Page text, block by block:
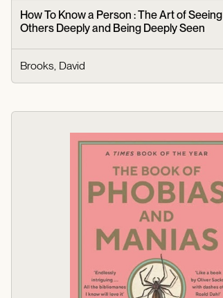
How To Know a Person : The Art of Seeing
Others Deeply and Being Deeply Seen
Brooks, David